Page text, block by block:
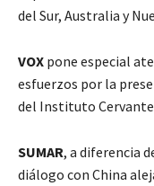
del Sur, Australia y
VOX pone especial
esfuerzos por la
del Instituto
SUMAR, a diferencia
diálogo con China